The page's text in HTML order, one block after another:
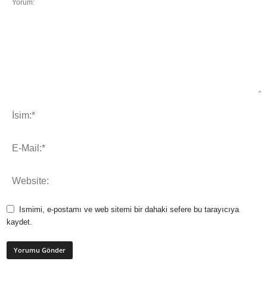
Ismimi, e-postamı ve web sitemi bir dahaki sefere bu tarayıcıya
kaydet.